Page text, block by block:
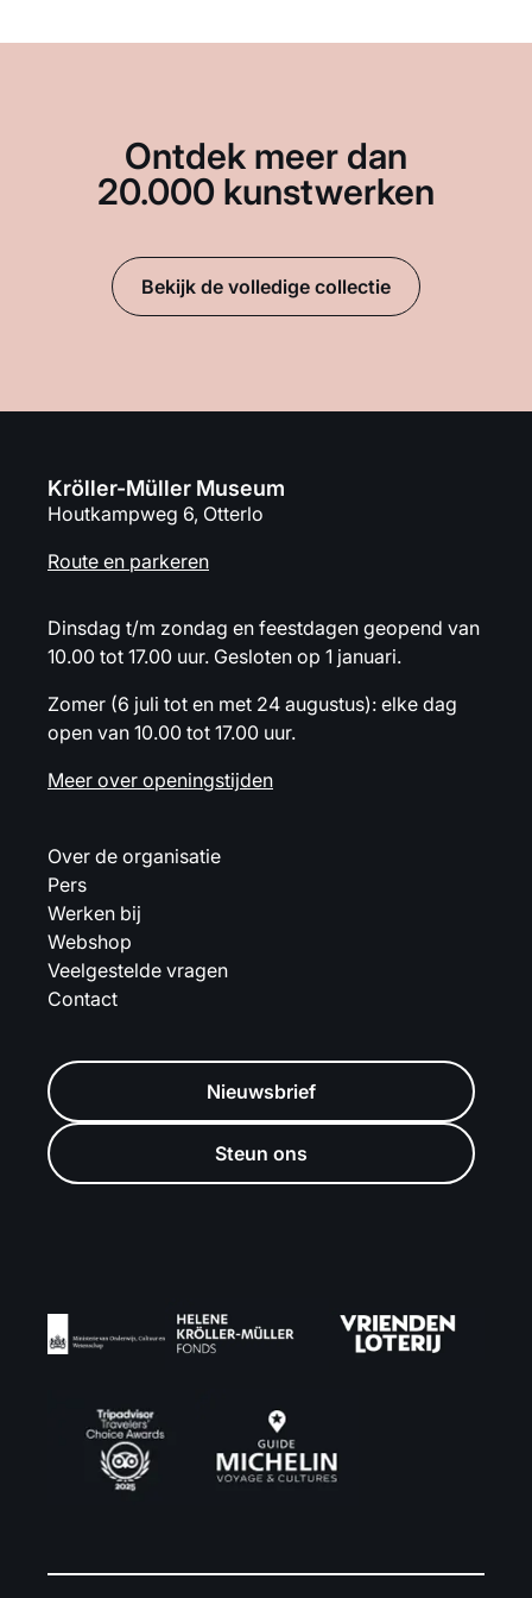
Ontdek meer dan
20.000 kunstwerken
Bekijk de volledige collectie
Kröller-Müller Museum
Houtkampweg 6, Otterlo
Route en parkeren
Dinsdag t/m zondag en feestdagen geopend van
10.00 tot 17.00 uur. Gesloten op 1 januari.
Zomer (6 juli tot en met 24 augustus): elke dag
open van 10.00 tot 17.00 uur.
Meer over openingstijden
Over de organisatie
Pers
Werken bij
Webshop
Veelgestelde vragen
Contact
Nieuwsbrief
Steun ons